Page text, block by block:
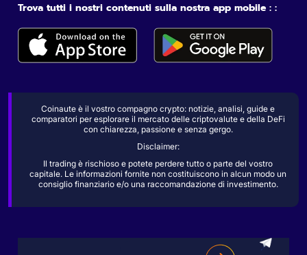
Trova tutti i nostri contenuti sulla nostra app mobile : :
Coinaute è il vostro compagno crypto: notizie, analisi, guide e
comparatori per esplorare il mercato delle criptovalute e della DeFi
con chiarezza, passione e senza gergo.
Disclaimer:
Il trading è rischioso e potete perdere tutto o parte del vostro
capitale. Le informazioni fornite non costituiscono in alcun modo un
consiglio finanziario e/o una raccomandazione di investimento.